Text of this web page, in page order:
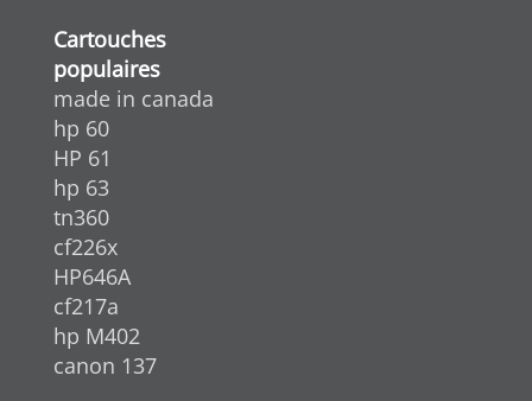
Cartouches
populaires
made in canada
hp 60
HP 61
hp 63
tn360
cf226x
HP646A
cf217a
hp M402
canon 137